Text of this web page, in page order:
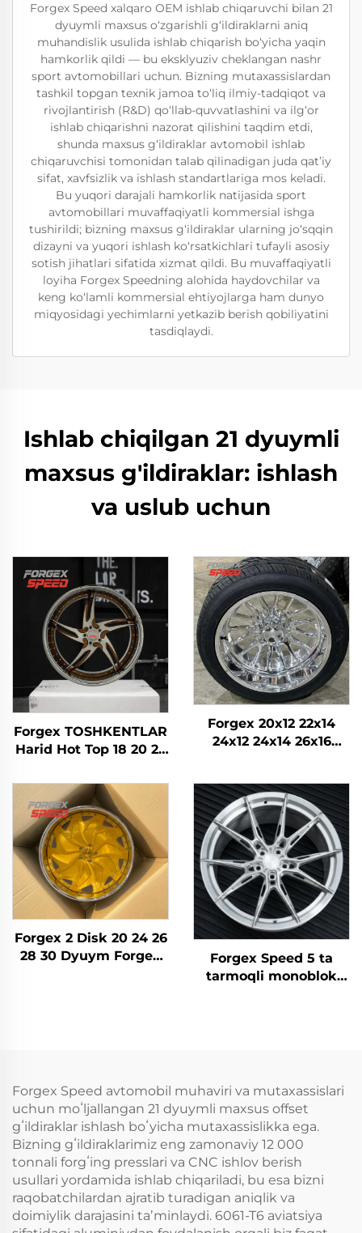
Forgex Speed xalqaro OEM ishlab chiqaruvchi bilan 21
dyuymli maxsus o‘zgarishli g‘ildiraklarni aniq
muhandislik usulida ishlab chiqarish bo‘yicha yaqin
hamkorlik qildi — bu eksklyuziv cheklangan nashr
sport avtomobillari uchun. Bizning mutaxassislardan
tashkil topgan texnik jamoa to‘liq ilmiy-tadqiqot va
rivojlantirish (R&D) qo‘llab-quvvatlashini va ilg‘or
ishlab chiqarishni nazorat qilishini taqdim etdi,
shunda maxsus g‘ildiraklar avtomobil ishlab
chiqaruvchisi tomonidan talab qilinadigan juda qat’iy
sifat, xavfsizlik va ishlash standartlariga mos keladi.
Bu yuqori darajali hamkorlik natijasida sport
avtomobillari muvaffaqiyatli kommersial ishga
tushirildi; bizning maxsus g‘ildiraklar ularning jo‘sqqin
dizayni va yuqori ishlash ko‘rsatkichlari tufayli asosiy
sotish jihatlari sifatida xizmat qildi. Bu muvaffaqiyatli
loyiha Forgex Speedning alohida haydovchilar va
keng ko‘lamli kommersial ehtiyojlarga ham dunyo
miqyosidagi yechimlarni yetkazib berish qobiliyatini
tasdiqlaydi.
Ishlab chiqilgan 21 dyuymli
maxsus g'ildiraklar: ishlash
va uslub uchun
Forgex TOSHKENTLAR
Harid Hot Top 18 20 22
5x114.3 5x120 6x139.7
Custom Forged
Toshkent Yol
Toshkenttir Rimi
Forgex 20x12 22x14
24x12 24x14 26x16
Forklangan G'ildiraklar
Chevrolet GMC
2500HD Silverado Ram
SUV uchun
Forgex 2 Disk 20 24 26
28 30 Dyuym Forged
Forgex Speed 5 ta
tarmoqli monoblok
moslashtirilgan 5x112
va 5x120 alohida
qilingan g‘ildiraklar
Forgex Speed avtomobil muhaviri va mutaxassislari
uchun moʻljallangan 21 dyuymli maxsus offset
gʻildiraklar ishlash boʻyicha mutaxassislikka ega.
Bizning gʻildiraklarimiz eng zamonaviy 12 000
tonnali forgʻing presslari va CNC ishlov berish
usullari yordamida ishlab chiqariladi, bu esa bizni
raqobatchilardan ajratib turadigan aniqlik va
doimiylik darajasini taʼminlaydi. 6061-T6 aviatsiya